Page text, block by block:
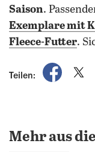
Saison.
Exemplare mit
Fleece-Futter.
Teilen:
auf
Mehr aus